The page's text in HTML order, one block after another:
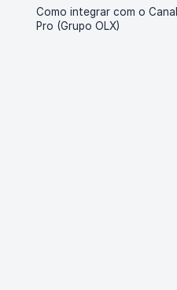
Como integrar com o Canal
Pro (Grupo OLX)